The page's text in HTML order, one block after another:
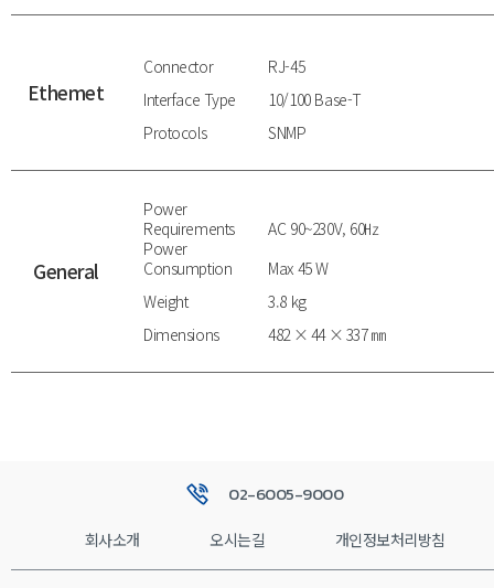
Ethemet
Connector
RJ-45
Interface Type
10/100 Base-T
Protocols
SNMP
General
Power
Requirements
AC 90~230V, 60㎐
Power
Consumption
Max 45 W
Weight
3.8 kg
Dimensions
482 × 44 × 337 ㎜
02-6005-9000
회사소개 오시는길 개인정보처리방침